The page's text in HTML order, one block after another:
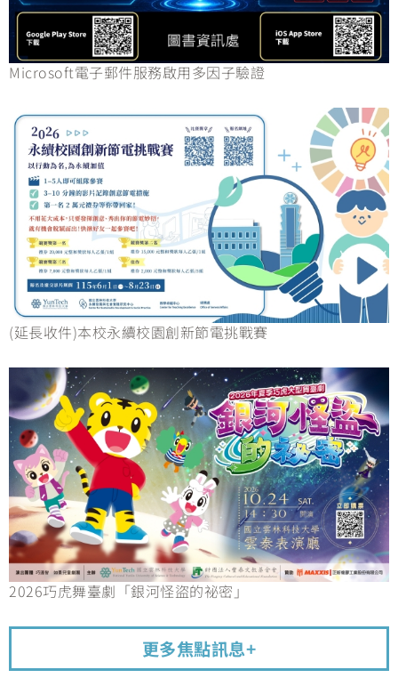
Microsoft電子郵件服務啟用多因子驗證
(延長收件)本校永續校園創新節電挑戰賽
2026巧虎舞臺劇「銀河怪盜的祕密」
更多焦點訊息+